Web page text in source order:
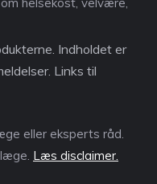
Indholdet er
Links til
eller eksperts råd.
Læs disclaimer.